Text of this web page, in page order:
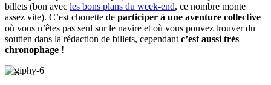
billets (bon avec les bons plans du week-end, ce nombre monte
assez vite). C’est chouette de participer à une aventure collective
où vous n’êtes pas seul sur le navire et où vous pouvez trouver du
soutien dans la rédaction de billets, cependantc’est aussi très
chronophage !